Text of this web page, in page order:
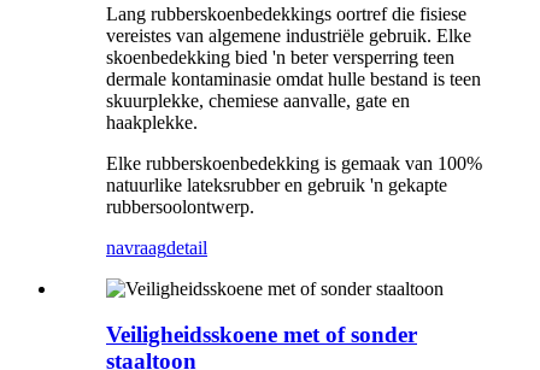
Lang rubberskoenbedekkings oortref die fisiese
vereistes van algemene industriële gebruik. Elke
skoenbedekking bied 'n beter versperring teen
dermale kontaminasie omdat hulle bestand is teen
skuurplekke, chemiese aanvalle, gate en
haakplekke.
Elke rubberskoenbedekking is gemaak van 100%
natuurlike lateksrubber en gebruik 'n gekapte
rubbersoolontwerp.
navraagdetail
Veiligheidsskoene met of sonder
staaltoon